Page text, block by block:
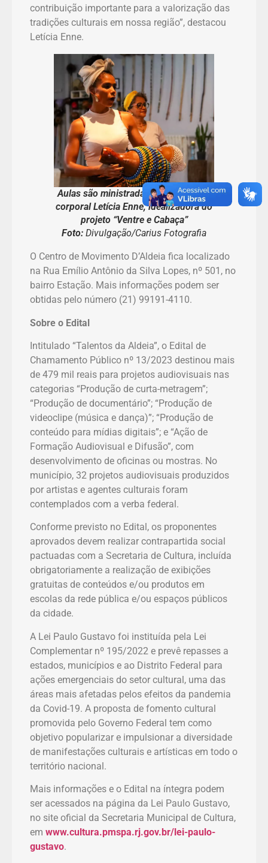
contribuição importante para a valorização das
tradições culturais em nossa região”, destacou
Letícia Enne.
Aulas são ministradas pela terapeuta
corporal Letícia Enne, idealizadora do
projeto “Ventre e Cabaça”
Foto: Divulgação/Carius Fotografia
O Centro de Movimento D’Aldeia fica localizado
na Rua Emílio Antônio da Silva Lopes, nº 501, no
bairro Estação. Mais informações podem ser
obtidas pelo número (21) 99191-4110.
Sobre o Edital
Intitulado “Talentos da Aldeia”, o Edital de
Chamamento Público nº 13/2023 destinou mais
de 479 mil reais para projetos audiovisuais nas
categorias “Produção de curta-metragem”;
“Produção de documentário”; “Produção de
videoclipe (música e dança)”; “Produção de
conteúdo para mídias digitais”; e “Ação de
Formação Audiovisual e Difusão”, com
desenvolvimento de oficinas ou mostras. No
município, 32 projetos audiovisuais produzidos
por artistas e agentes culturais foram
contemplados com a verba federal.
Conforme previsto no Edital, os proponentes
aprovados devem realizar contrapartida social
pactuadas com a Secretaria de Cultura, incluída
obrigatoriamente a realização de exibições
gratuitas de conteúdos e/ou produtos em
escolas da rede pública e/ou espaços públicos
da cidade.
A Lei Paulo Gustavo foi instituída pela Lei
Complementar nº 195/2022 e prevê repasses a
estados, municípios e ao Distrito Federal para
ações emergenciais do setor cultural, uma das
áreas mais afetadas pelos efeitos da pandemia
da Covid-19. A proposta de fomento cultural
promovida pelo Governo Federal tem como
objetivo popularizar e impulsionar a diversidade
de manifestações culturais e artísticas em todo o
território nacional.
Mais informações e o Edital na íntegra podem
ser acessados na página da Lei Paulo Gustavo,
no site oficial da Secretaria Municipal de Cultura,
em www.cultura.pmspa.rj.gov.br/lei-paulo-
gustavo.